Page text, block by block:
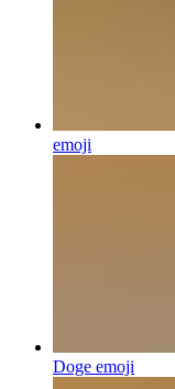
emoji
Doge emoji